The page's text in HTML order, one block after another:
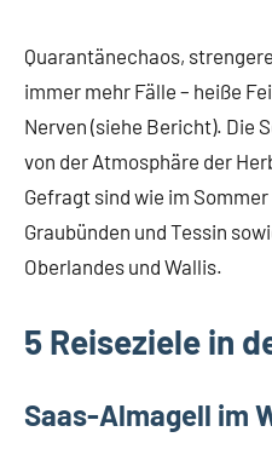
Quarantänechaos,
immer mehr Fälle – heiße
Nerven (siehe Bericht). Die
von der Atmosphäre der
Gefragt sind wie im
Graubünden und Tessin
Oberlandes und Wallis.
5 Reiseziele in
Saas-Almagell im